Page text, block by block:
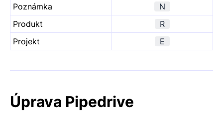
Poznámka
N
Produkt
R
Projekt
E
Úprava Pipedrive